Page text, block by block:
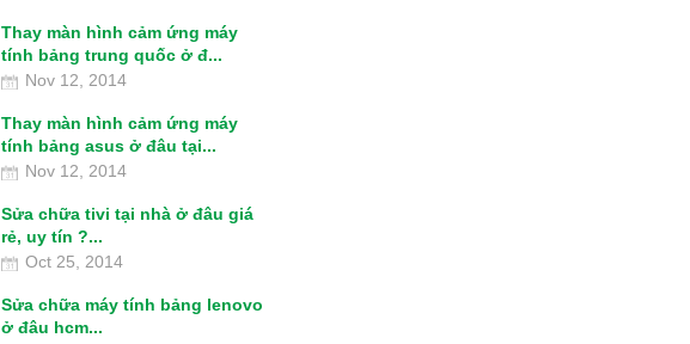
Thay màn hình cảm ứng máy
tính bảng trung quốc ở đ...
Nov 12, 2014
Thay màn hình cảm ứng máy
tính bảng asus ở đâu tại...
Nov 12, 2014
Sửa chữa tivi tại nhà ở đâu giá
rẻ, uy tín ?...
Oct 25, 2014
Sửa chữa máy tính bảng lenovo
ở đâu hcm...